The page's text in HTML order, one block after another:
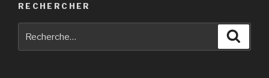
RECHERCHER
pour